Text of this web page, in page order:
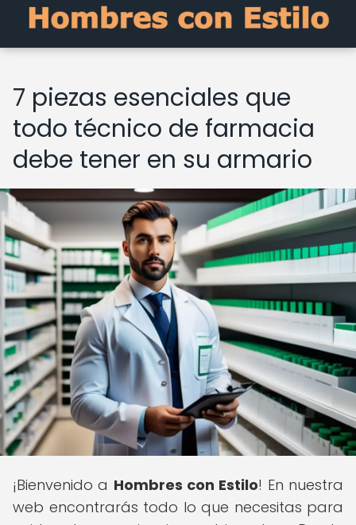
7 piezas esenciales que
todo técnico de farmacia
debe tener en su armario
¡Bienvenido a Hombres con Estilo! En nuestra
web encontrarás todo lo que necesitas para